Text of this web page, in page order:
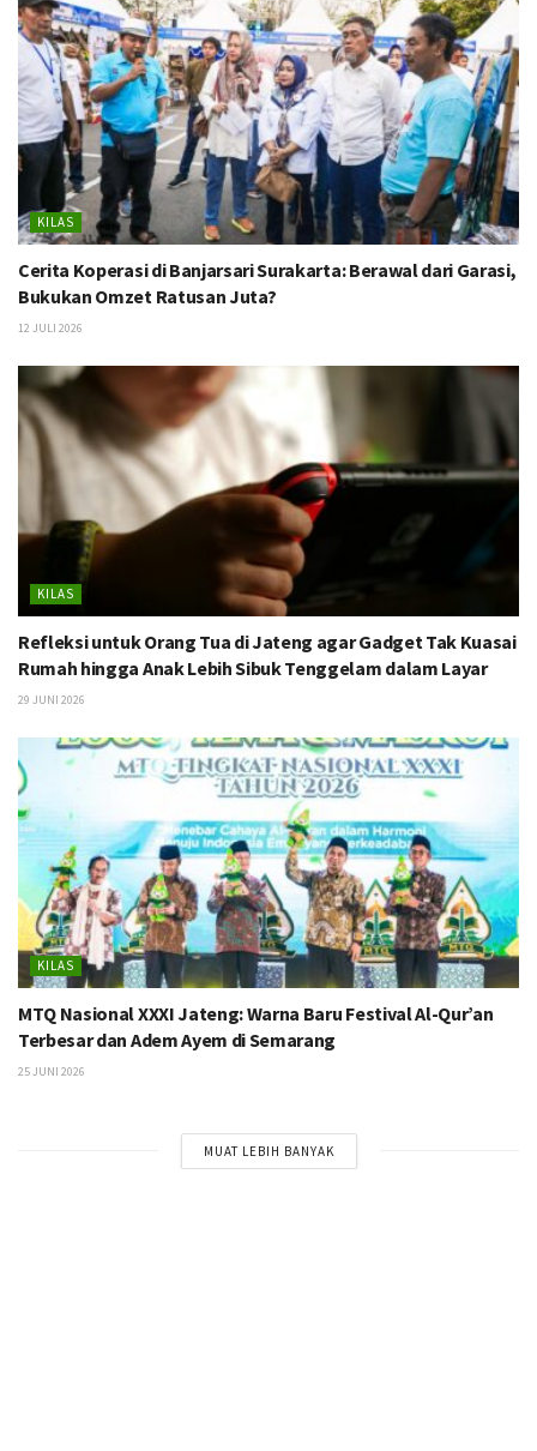
KILAS
Cerita Koperasi di Banjarsari Surakarta: Berawal dari Garasi,
Bukukan Omzet Ratusan Juta?
12 JULI 2026
KILAS
Refleksi untuk Orang Tua di Jateng agar Gadget Tak Kuasai
Rumah hingga Anak Lebih Sibuk Tenggelam dalam Layar
29 JUNI 2026
KILAS
MTQ Nasional XXXI Jateng: Warna Baru Festival Al-Qur’an
Terbesar dan Adem Ayem di Semarang
25 JUNI 2026
MUAT LEBIH BANYAK